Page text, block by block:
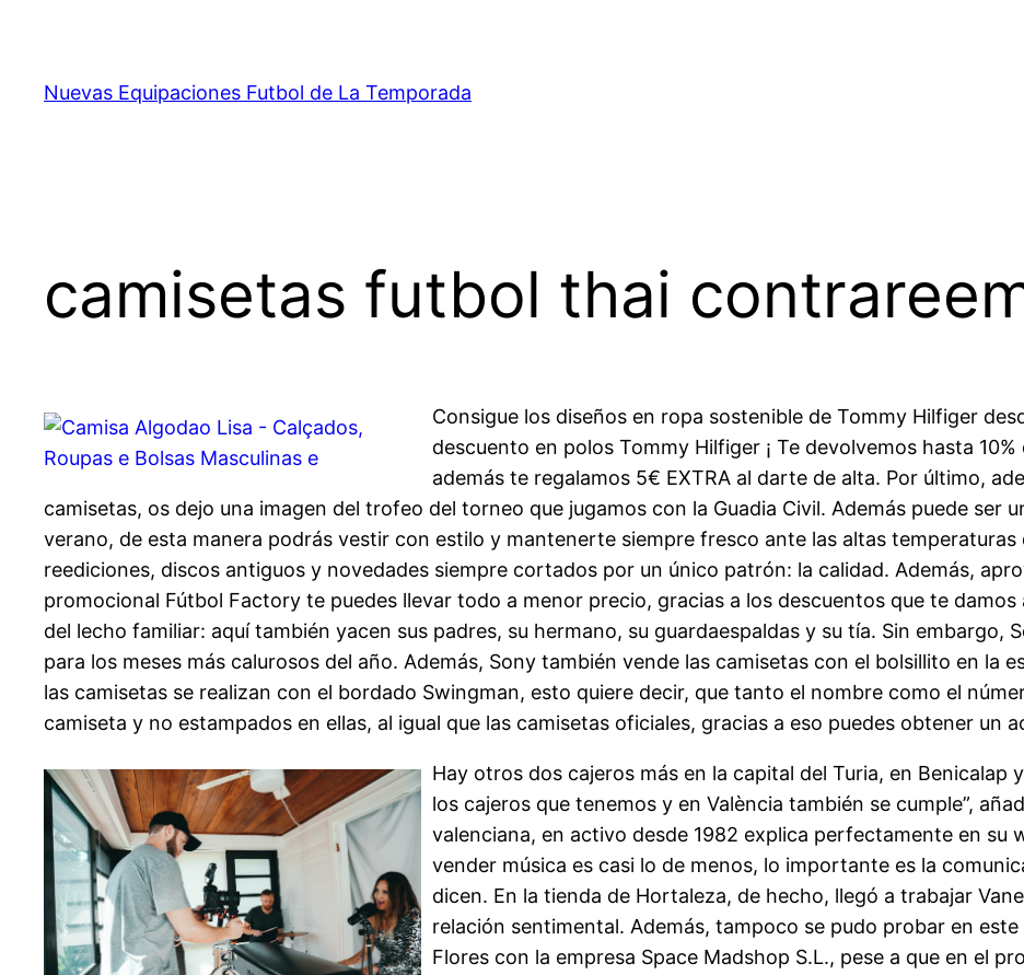
contenido
Nuevas Equipaciones Futbol de La Temporada
camisetas futbol thai
Consigue los diseños en ropa sostenible de Tommy Hilfiger
descuento en polos Tommy Hilfiger ¡ Te devolvemos hasta
además te regalamos 5€ EXTRA al darte de alta. Por último,
camisetas, os dejo una imagen del trofeo del torneo que jugamos con la Guadia Civil. Además puede ser
verano, de esta manera podrás vestir con estilo y mantenerte siempre fresco ante las altas
reediciones, discos antiguos y novedades siempre cortados por un único patrón: la calidad. Además,
promocional Fútbol Factory te puedes llevar todo a menor precio, gracias a los descuentos que te damos
del lecho familiar: aquí también yacen sus padres, su hermano, su guardaespaldas y su tía. Sin embargo,
para los meses más calurosos del año. Además, Sony también vende las camisetas con el bolsillito en la
las camisetas se realizan con el bordado Swingman, esto quiere decir, que tanto el nombre como el
camiseta y no estampados en ellas, al igual que las camisetas oficiales, gracias a eso puedes obtener un
Hay otros dos cajeros más en la capital del Turia, en Benicalap
los cajeros que tenemos y en València también se cumple”,
valenciana, en activo desde 1982 explica perfectamente en su
vender música es casi lo de menos, lo importante es la
dicen. En la tienda de Hortaleza, de hecho, llegó a trabajar
relación sentimental. Además, tampoco se pudo probar en
Flores con la empresa Space Madshop S.L., pese a que en el